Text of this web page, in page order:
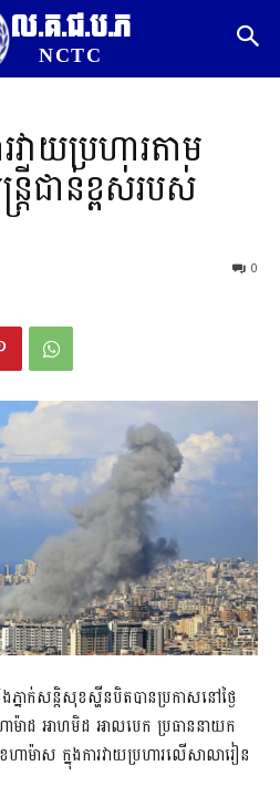
ល.គ.ជ.ប.ភ
NCTC
ាយប្រហារតាម
រីជាន់ខ្ពស់របស់
0
ាក់សន្តិសុខស្ហីនបិតបានប្រកាសនៅថ្ងៃ
ាម៉ាដ អាហមិដ អាលបេក ប្រធាននាយក
ាម៉ាស ក្នុងការវាយប្រហារលើសាលារៀន